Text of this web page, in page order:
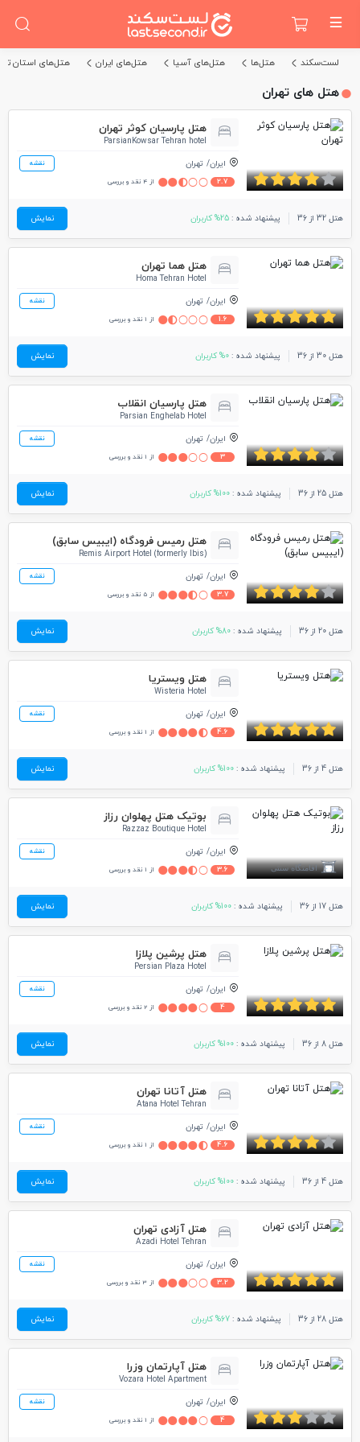
لست‌سکند هتل‌ها هتل‌های آسیا هتل‌های ایران هتل‌های استان
هتل های تهران
هتل پارسیان کوثر تهران
ParsianKowsar Tehran hotel
ایران تهران نقشه
2.7 از 4 نقد و بررسی
هتل 32 از 36 پیشنهاد شده : 25% کاربران نمایش
هتل هما تهران
Homa Tehran Hotel
ایران تهران نقشه
1.6 از 1 نقد و بررسی
هتل 30 از 36 پیشنهاد شده : 0% کاربران نمایش
هتل پارسیان انقلاب
Parsian Enghelab Hotel
ایران تهران نقشه
3 از 1 نقد و بررسی
هتل 25 از 36 پیشنهاد شده : 100% کاربران نمایش
هتل رمیس فرودگاه (ایبیس سابق)
Remis Airport Hotel (formerly Ibis)
ایران تهران نقشه
3.7 از 5 نقد و بررسی
هتل 20 از 36 پیشنهاد شده : 80% کاربران نمایش
هتل ویستریا
Wisteria Hotel
ایران تهران نقشه
4.6 از 1 نقد و بررسی
هتل 4 از 36 پیشنهاد شده : 100% کاربران نمایش
بوتیک هتل پهلوان رزاز
Razzaz Boutique Hotel
ایران تهران نقشه
3.6 از 1 نقد و بررسی
هتل 17 از 36 پیشنهاد شده : 100% کاربران نمایش
هتل پرشین پلازا
Persian Plaza Hotel
ایران تهران نقشه
4 از 2 نقد و بررسی
هتل 8 از 36 پیشنهاد شده : 100% کاربران نمایش
هتل آتانا تهران
Atana Hotel Tehran
ایران تهران نقشه
4.6 از 1 نقد و بررسی
هتل 4 از 36 پیشنهاد شده : 100% کاربران نمایش
هتل آزادی تهران
Azadi Hotel Tehran
ایران تهران نقشه
3.2 از 3 نقد و بررسی
هتل 28 از 36 پیشنهاد شده : 67% کاربران نمایش
هتل آپارتمان وزرا
Vozara Hotel Apartment
ایران تهران نقشه
4 از 1 نقد و بررسی